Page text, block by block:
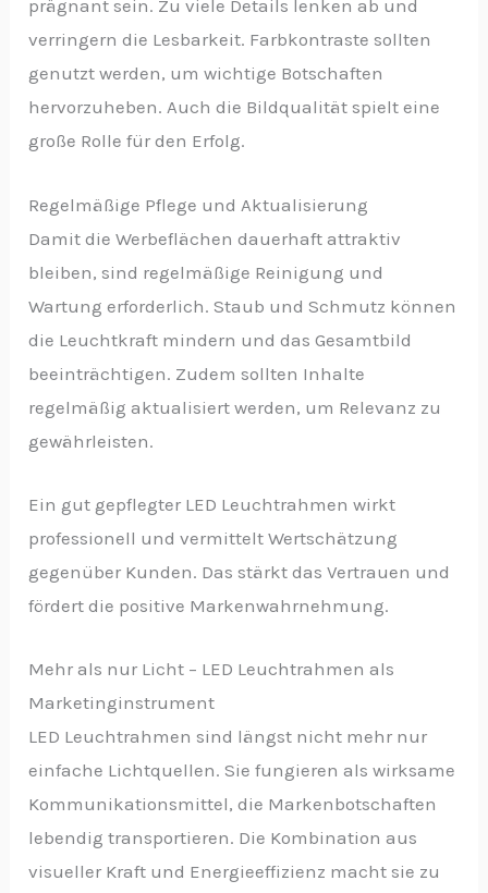
prägnant sein. Zu viele Details lenken ab und
verringern die Lesbarkeit. Farbkontraste sollten
genutzt werden, um wichtige Botschaften
hervorzuheben. Auch die Bildqualität spielt eine
große Rolle für den Erfolg.
Regelmäßige Pflege und Aktualisierung
Damit die Werbeflächen dauerhaft attraktiv
bleiben, sind regelmäßige Reinigung und
Wartung erforderlich. Staub und Schmutz können
die Leuchtkraft mindern und das Gesamtbild
beeinträchtigen. Zudem sollten Inhalte
regelmäßig aktualisiert werden, um Relevanz zu
gewährleisten.
Ein gut gepflegter LED Leuchtrahmen wirkt
professionell und vermittelt Wertschätzung
gegenüber Kunden. Das stärkt das Vertrauen und
fördert die positive Markenwahrnehmung.
Mehr als nur Licht – LED Leuchtrahmen als
Marketinginstrument
LED Leuchtrahmen sind längst nicht mehr nur
einfache Lichtquellen. Sie fungieren als wirksame
Kommunikationsmittel, die Markenbotschaften
lebendig transportieren. Die Kombination aus
visueller Kraft und Energieeffizienz macht sie zu